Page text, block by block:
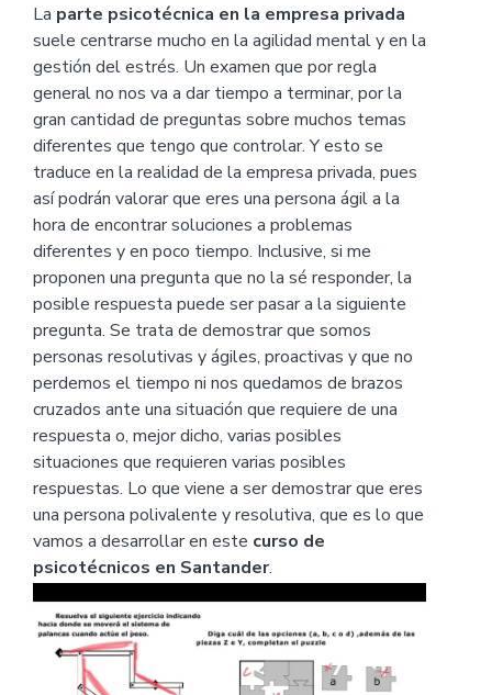
La parte psicotécnica en la empresa privada
suele centrarse mucho en la agilidad mental y en la
gestión del estrés. Un examen que por regla
general no nos va a dar tiempo a terminar, por la
gran cantidad de preguntas sobre muchos temas
diferentes que tengo que controlar. Y esto se
traduce en la realidad de la empresa privada, pues
así podrán valorar que eres una persona ágil a la
hora de encontrar soluciones a problemas
diferentes y en poco tiempo. Inclusive, si me
proponen una pregunta que no la sé responder, la
posible respuesta puede ser pasar a la siguiente
pregunta. Se trata de demostrar que somos
personas resolutivas y ágiles, proactivas y que no
perdemos el tiempo ni nos quedamos de brazos
cruzados ante una situación que requiere de una
respuesta o, mejor dicho, varias posibles
situaciones que requieren varias posibles
respuestas. Lo que viene a ser demostrar que eres
una persona polivalente y resolutiva, que es lo que
vamos a desarrollar en este curso de
psicotécnicos en Santander.